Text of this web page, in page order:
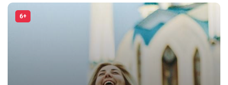
6+